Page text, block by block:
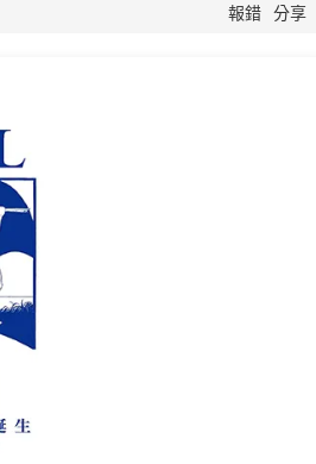
報錯 分享